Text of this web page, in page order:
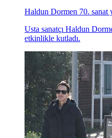
Haldun Dormen 70. sanat
Usta sanatçı Haldun
etkinlikle kutladı.